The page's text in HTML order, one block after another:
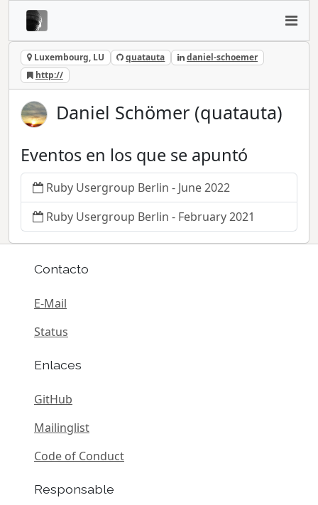
Luxembourg, LU quatauta
daniel-schoemer
http://
Daniel Schömer (quatauta)
Eventos en los que se apuntó
Ruby Usergroup Berlin - June 2022
Ruby Usergroup Berlin - February 2021
Contacto
E-Mail
Status
Enlaces
GitHub
Mailinglist
Code of Conduct
Responsable